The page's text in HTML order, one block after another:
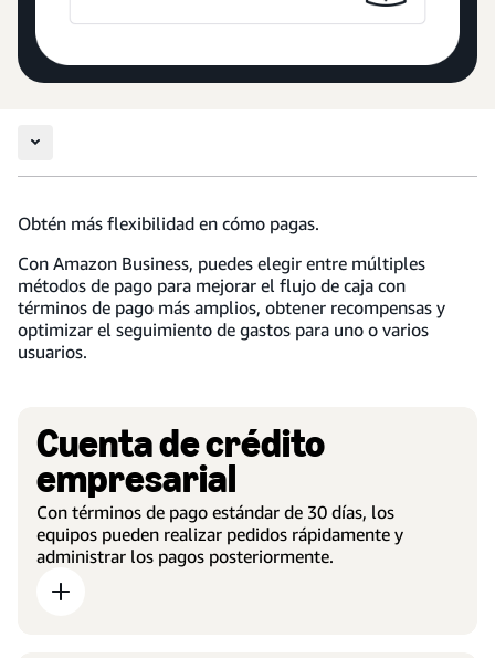
Obtén más flexibilidad en cómo pagas.
Con Amazon Business, puedes elegir entre múltiples
métodos de pago para mejorar el flujo de caja con
términos de pago más amplios, obtener recompensas y
optimizar el seguimiento de gastos para uno o varios
usuarios.
Cuenta de crédito
empresarial
Con términos de pago estándar de 30 días, los
equipos pueden realizar pedidos rápidamente y
administrar los pagos posteriormente.